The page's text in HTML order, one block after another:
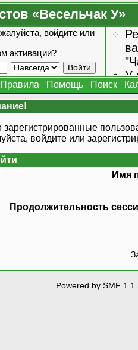
«Весельчак У»
войдите или
активации?
У
Правила Помощь Поиск
зарегистрированные
войдите или
Имя
Продолжительность
Powered by SMF